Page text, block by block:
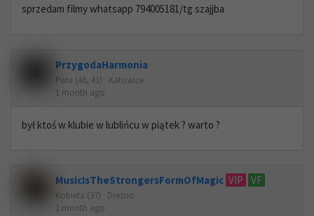
sprzedam filmy whatsapp 794005181/tg szajjba
PrzygodaHarmonia
Para (46, 41) · Katowice
1 month ago
był ktoś w klubie w lublińcu w piątek ? warto ?
MusicIsTheStrongersFormOfMagic VIP VF
Kobieta (37) · Drezno
1 month ago